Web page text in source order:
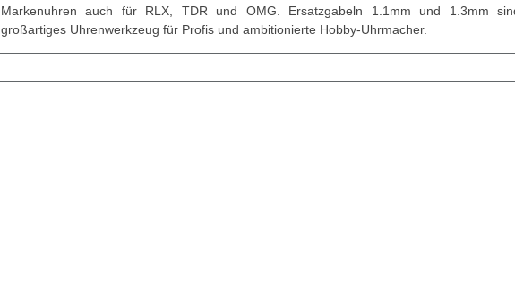
Markenuhren auch für RLX, TDR und OMG. Ersatzgabeln 1.1mm und 1.3mm
großartiges Uhrenwerkzeug für Profis und ambitionierte Hobby-Uhrmacher.